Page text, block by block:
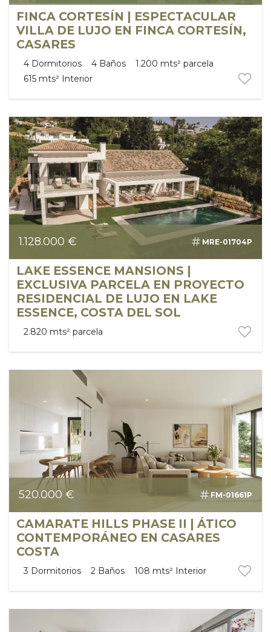
FINCA CORTESÍN | ESPECTACULAR
VILLA DE LUJO EN FINCA CORTESÍN,
CASARES
4 Dormitorios 4 Baños 1.200 mts² parcela
615 mts² Interior
1.128.000 € MRE-01704P
LAKE ESSENCE MANSIONS |
EXCLUSIVA PARCELA EN PROYECTO
RESIDENCIAL DE LUJO EN LAKE
ESSENCE, COSTA DEL SOL
2.820 mts² parcela
520.000 € FM-01661P
CAMARATE HILLS PHASE II | ÁTICO
CONTEMPORÁNEO EN CASARES
COSTA
3 Dormitorios 2 Baños 108 mts² Interior